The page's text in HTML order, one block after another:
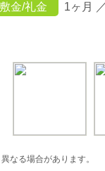
敷金/礼金 1ヶ月
なる場合があります。